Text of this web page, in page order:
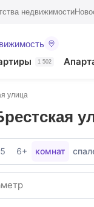
недвижимости
1 502
улица
5 6+ комнат